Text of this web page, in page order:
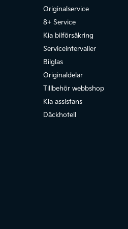
Originalservice
8+ Service
Kia bilförsäkring
Serviceintervaller
Bilglas
Originaldelar
Tillbehör webbshop
Kia assistans
Däckhotell